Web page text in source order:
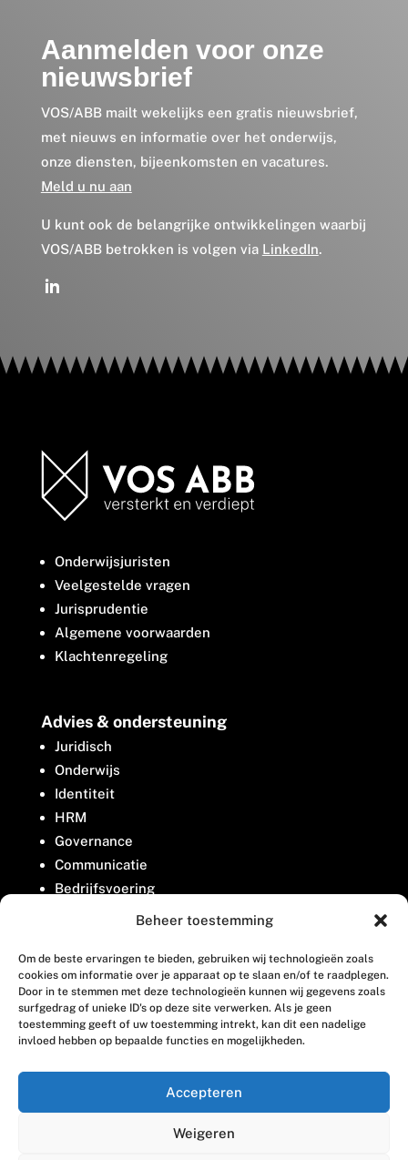
Beheer toestemming
Om de beste ervaringen te bieden, gebruiken wij technologieën zoals
cookies om informatie over je apparaat op te slaan en/of te raadplegen.
Door in te stemmen met deze technologieën kunnen wij gegevens zoals
surfgedrag of unieke ID's op deze site verwerken. Als je geen
toestemming geeft of uw toestemming intrekt, kan dit een nadelige
invloed hebben op bepaalde functies en mogelijkheden.
Accepteren
Weigeren
Aanmelden voor onze
nieuwsbrief
VOS/ABB mailt wekelijks een gratis nieuwsbrief,
met nieuws en informatie over het onderwijs,
onze diensten, bijeenkomsten en vacatures.
Meld u nu aan
U kunt ook de belangrijke ontwikkelingen waarbij
VOS/ABB betrokken is volgen via LinkedIn.
Onderwijsjuristen
Veelgestelde vragen
Jurisprudentie
Algemene voorwaarden
Klachtenregeling
Advies & ondersteuning
Juridisch
Onderwijs
Identiteit
HRM
Governance
Communicatie
Bedrijfsvoering
Belangenbehartiging
Contact
Houttuinlaan 8
3447 GM Woerden